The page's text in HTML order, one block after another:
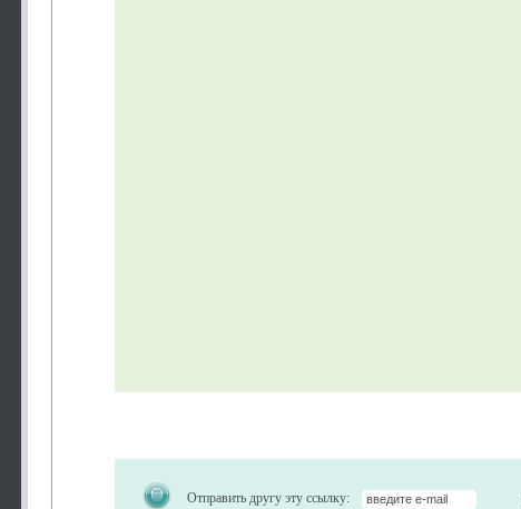
Отправить другу эту ссылку: